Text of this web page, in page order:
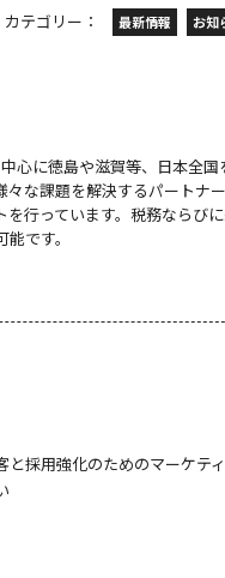
カテゴリー： 最新情報 お知
心に徳島や滋賀等、日本全国
な課題を解決するパートナ
行っています。税務ならび
です。
採用強化のためのマーケテ